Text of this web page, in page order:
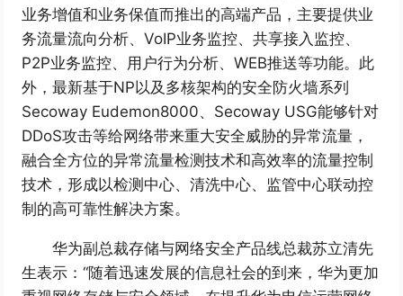
业务增值和业务保值而推出的高端产品，主要提供业
务流量流向分析、VoIP业务监控、共享接入监控、
P2P业务监控、用户行为分析、WEB推送等功能。此
外，最新基于NP以及多核架构的安全防火墙系列
Secoway Eudemon8000、Secoway USG能够针对
DDoS攻击等给网络带来重大安全威胁的异常流量，
融合全方位的异常流量检测技术和高效率的流量控制
技术，形成以检测中心、清洗中心、监管中心联动控
制的高可靠性解决方案。
华为副总裁存储与网络安全产品线总裁苏立清先
生表示：“随着迅速发展的信息社会的到来，华为更加